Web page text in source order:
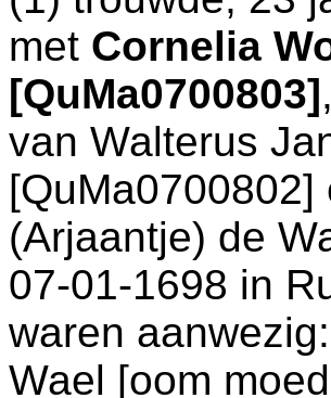
met Cornelia
[QuMa0700803]
van Walterus
[QuMa0700802]
(Arjaantje) de
07-01-1698 in
waren
Wael [oom